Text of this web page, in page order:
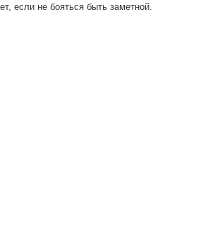
если не бояться быть заметной.